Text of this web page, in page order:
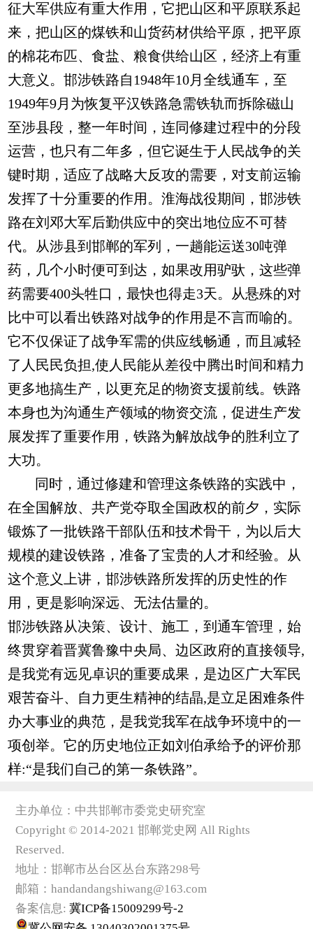
征大军供应有重大作用，它把山区和平原联系起
来，把山区的煤铁和山货药材供给平原，把平原
的棉花布匹、食盐、粮食供给山区，经济上有重
大意义。邯涉铁路自1948年10月全线通车，至
1949年9月为恢复平汉铁路急需铁轨而拆除磁山
至涉县段，整一年时间，连同修建过程中的分段
运营，也只有二年多，但它诞生于人民战争的关
键时期，适应了战略大反攻的需要，对支前运输
发挥了十分重要的作用。淮海战役期间，邯涉铁
路在刘邓大军后勤供应中的突出地位应不可替
代。从涉县到邯郸的军列，一趟能运送30吨弹
药，几个小时便可到达，如果改用驴驮，这些弹
药需要400头牲口，最快也得走3天。从悬殊的对
比中可以看出铁路对战争的作用是不言而喻的。
它不仅保证了战争军需的供应线畅通，而且减轻
了人民民负担,使人民能从差役中腾出时间和精力
更多地搞生产，以更充足的物资支援前线。铁路
本身也为沟通生产领域的物资交流，促进生产发
展发挥了重要作用，铁路为解放战争的胜利立了
大功。
同时，通过修建和管理这条铁路的实践中，
在全国解放、共产党夺取全国政权的前夕，实际
锻炼了一批铁路干部队伍和技术骨干，为以后大
规模的建设铁路，准备了宝贵的人才和经验。从
这个意义上讲，邯涉铁路所发挥的历史性的作
用，更是影响深远、无法估量的。
邯涉铁路从决策、设计、施工，到通车管理，始
终贯穿着晋冀鲁豫中央局、边区政府的直接领导,
是我党有远见卓识的重要成果，是边区广大军民
艰苦奋斗、自力更生精神的结晶,是立足困难条件
办大事业的典范，是我党我军在战争环境中的一
项创举。它的历史地位正如刘伯承给予的评价那
样:“是我们自己的第一条铁路”。
主办单位：中共邯郸市委党史研究室
Copyright © 2014-2021 邯郸党史网 All Rights
Reserved.
地址：邯郸市丛台区丛台东路298号
邮箱：handandangshiwang@163.com
备案信息: 冀ICP备15009299号-2